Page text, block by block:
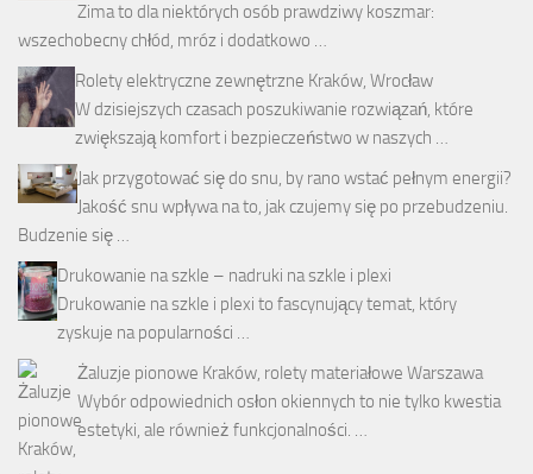
Zima to dla niektórych osób prawdziwy koszmar:
wszechobecny chłód, mróz i dodatkowo …
Rolety elektryczne zewnętrzne Kraków, Wrocław
W dzisiejszych czasach poszukiwanie rozwiązań, które
zwiększają komfort i bezpieczeństwo w naszych …
Jak przygotować się do snu, by rano wstać pełnym energii?
Jakość snu wpływa na to, jak czujemy się po przebudzeniu.
Budzenie się …
Drukowanie na szkle – nadruki na szkle i plexi
Drukowanie na szkle i plexi to fascynujący temat, który
zyskuje na popularności …
Żaluzje pionowe Kraków, rolety materiałowe Warszawa
Wybór odpowiednich osłon okiennych to nie tylko kwestia
estetyki, ale również funkcjonalności. …